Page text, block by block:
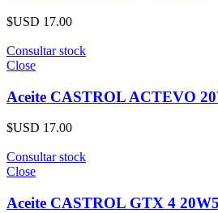
$USD 17.00
Consultar stock
Close
Aceite CASTROL ACTEVO
$USD 17.00
Consultar stock
Close
Aceite CASTROL GTX 4